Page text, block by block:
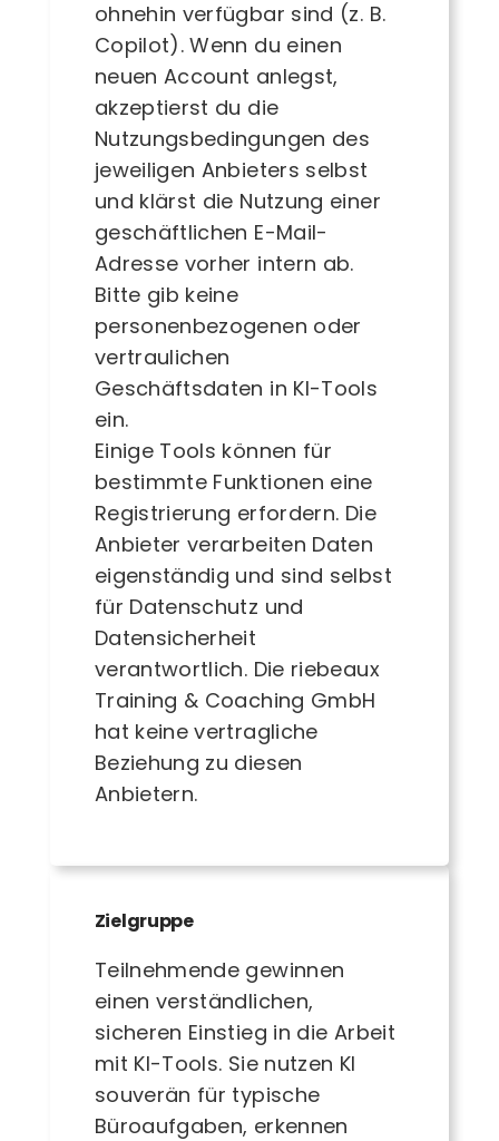
ohnehin verfügbar sind (z. B.
Copilot). Wenn du einen
neuen Account anlegst,
akzeptierst du die
Nutzungsbedingungen des
jeweiligen Anbieters selbst
und klärst die Nutzung einer
geschäftlichen E-Mail-
Adresse vorher intern ab.
Bitte gib keine
personenbezogenen oder
vertraulichen
Geschäftsdaten in KI-Tools
ein.
Einige Tools können für
bestimmte Funktionen eine
Registrierung erfordern. Die
Anbieter verarbeiten Daten
eigenständig und sind selbst
für Datenschutz und
Datensicherheit
verantwortlich. Die riebeaux
Training & Coaching GmbH
hat keine vertragliche
Beziehung zu diesen
Anbietern.
Zielgruppe
Teilnehmende gewinnen
einen verständlichen,
sicheren Einstieg in die Arbeit
mit KI-Tools. Sie nutzen KI
souverän für typische
Büroaufgaben, erkennen